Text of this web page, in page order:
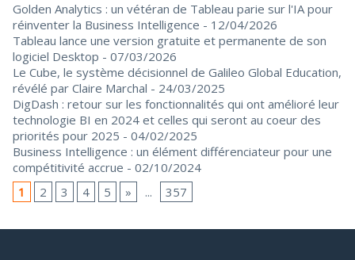
Golden Analytics : un vétéran de Tableau parie sur l'IA pour
réinventer la Business Intelligence - 12/04/2026
Tableau lance une version gratuite et permanente de son
logiciel Desktop - 07/03/2026
Le Cube, le système décisionnel de Galileo Global Education,
révélé par Claire Marchal - 24/03/2025
DigDash : retour sur les fonctionnalités qui ont amélioré leur
technologie BI en 2024 et celles qui seront au coeur des
priorités pour 2025 - 04/02/2025
Business Intelligence : un élément différenciateur pour une
compétitivité accrue - 02/10/2024
1
2 3 4 5 » ... 357